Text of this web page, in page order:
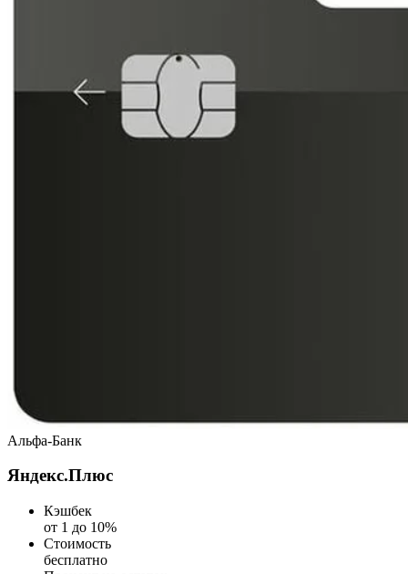
Альфа-Банк
Яндекс.Плюс
Кэшбек
от 1 до 10%
Стоимость
бесплатно